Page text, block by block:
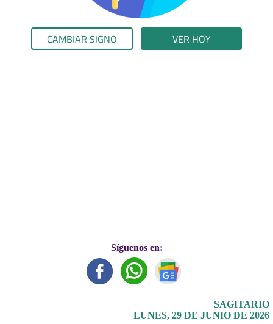
CAMBIAR SIGNO VER HOY
Síguenos en:
SAGITARIO
LUNES, 29 DE JUNIO DE 2026